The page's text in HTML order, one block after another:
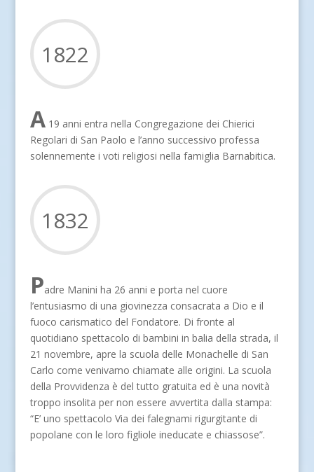
1822
A19 anni entra nella Congregazione dei Chierici
Regolari di San Paolo e l’anno successivo professa
solennemente i voti religiosi nella famiglia Barnabitica.
1832
Padre Manini ha 26 anni e porta nel cuore
l’entusiasmo di una giovinezza consacrata a Dio e il
fuoco carismatico del Fondatore. Di fronte al
quotidiano spettacolo di bambini in balia della strada, il
21 novembre, apre la scuola delle Monachelle di San
Carlo come venivamo chiamate alle origini. La scuola
della Provvidenza è del tutto gratuita ed è una novità
troppo insolita per non essere avvertita dalla stampa:
“E’ uno spettacolo Via dei falegnami rigurgitante di
popolane con le loro figliole ineducate e chiassose”.